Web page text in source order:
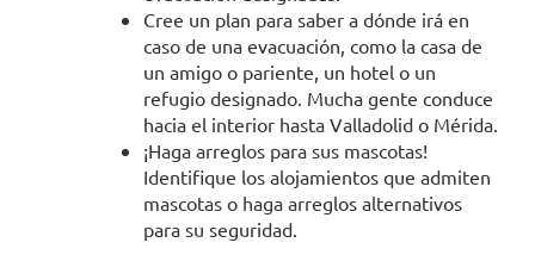
Cree un plan para saber a dónde irá en
caso de una evacuación, como la casa de
un amigo o pariente, un hotel o un
refugio designado. Mucha gente conduce
hacia el interior hasta Valladolid o Mérida.
¡Haga arreglos para sus mascotas!
Identifique los alojamientos que admiten
mascotas o haga arreglos alternativos
para su seguridad.